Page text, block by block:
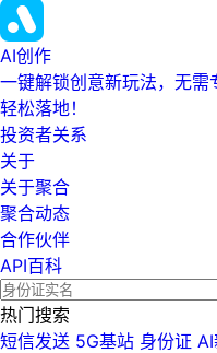
AI创作
一键解锁创意新玩法，无
轻松落地！
投资者关系
关于
关于聚合
聚合动态
合作伙伴
API百科
热门搜索
短信发送 5G基站 身份证